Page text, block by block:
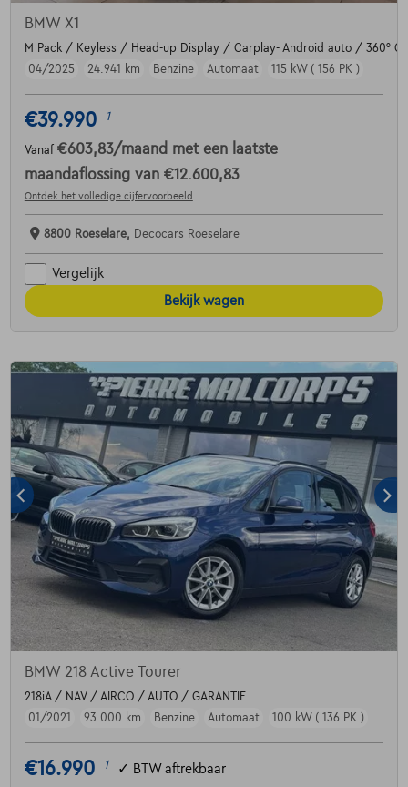
BMW X1
M Pack / Keyless / Head-up Display / Carplay- Android auto / 360°
04/2025
24.941 km Benzine Automaat 115 kW ( 156 PK )
€39.990 1
Vanaf €603,83/maand met een laatste
maandaflossing van €12.600,83
Ontdek het volledige cijfervoorbeeld
8800 Roeselare, Decocars Roeselare
Vergelijk
Bekijk wagen
BMW 218 Active Tourer
218iA / NAV / AIRCO / AUTO / GARANTIE
01/2021
93.000 km Benzine Automaat 100 kW ( 136 PK )
€16.990 1 ✓ BTW aftrekbaar